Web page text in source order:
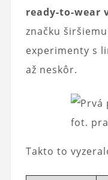
ready-to-wear
značku
experimenty s
až neskôr.
fot.
Takto to